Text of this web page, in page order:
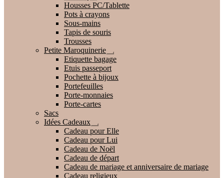
Housses PC/Tablette
Pots à crayons
Sous-mains
Tapis de souris
Trousses
Petite Maroquinerie
Ouvrir
le
menu
enfant
Etiquette bagage
Etuis passeport
Pochette à bijoux
Portefeuilles
Porte-monnaies
Porte-cartes
Sacs
Idées Cadeaux
Ouvrir
le
menu
enfant
Cadeau pour Elle
Cadeau pour Lui
Cadeau de Noël
Cadeau de départ
Cadeau de mariage et anniversaire de mariage
Cadeau religieux